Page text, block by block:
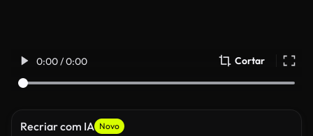
0:00 / 0:00 Cortar
Recriar com IA Novo